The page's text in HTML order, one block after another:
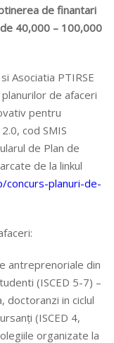
de finantari
40,000 – 100,000
Asociatia PTIRSE
de afaceri
pentru
cod SMIS
de Plan de
de la linkul
concurs-planuri-de-
antreprenoriale din
(ISCED 5-7) –
doctoranzi in ciclul
(ISCED 4,
organizate la